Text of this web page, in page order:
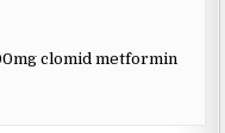
clomid metformin